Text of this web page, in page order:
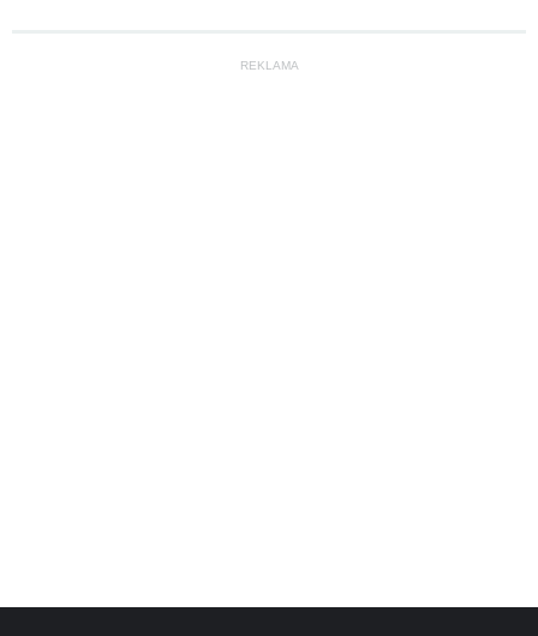
REKLAMA